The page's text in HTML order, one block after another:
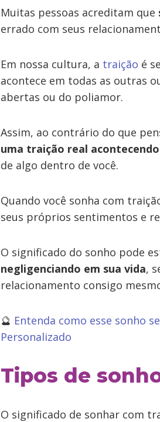
Muitas pessoas acreditam que
errado com seus
Em nossa cultura, a traição é
acontece em todas as outras
abertas ou do poliamor.
Assim, ao contrário do que
uma traição real
de algo dentro de você.
Quando você sonha com
seus próprios sentimentos e
O significado do sonho pode
negligenciando em sua vida,
relacionamento consigo
🔮 Entenda como esse sonho
Personalizado
Tipos de
O significado de sonhar com